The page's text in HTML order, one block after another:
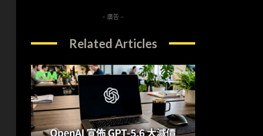
- 廣告 -
Related Articles